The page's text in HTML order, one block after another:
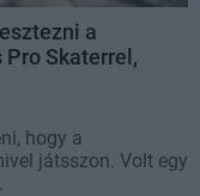
a
Pro Skaterrel,
hogy a
játsszon. Volt egy